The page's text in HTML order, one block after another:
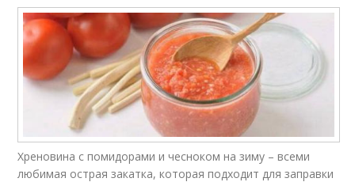
Хреновина с помидорами и чесноком на зиму – всеми
любимая острая закатка, которая подходит для заправки